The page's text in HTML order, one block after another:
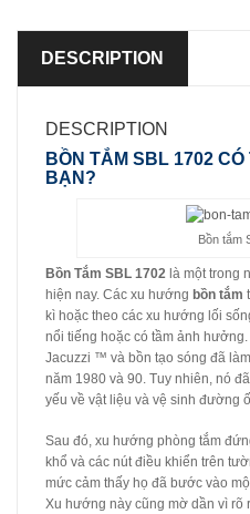
DESCRIPTION
DESCRIPTION
BỒN TẮM SBL 1702
BẠN?
Bồn tắm
Bồn Tắm SBL 1702 là một trong
hiện nay. Các xu hướng bồn tắm
kì hoặc theo các xu hướng lối
nổi tiếng hoặc có tầm ảnh
Jacuzzi ™ và bồn tạo sóng đã
năm 1980 và 90. Tuy nhiên, nó
yếu về vật liệu và vệ sinh đường
Sau đó, xu hướng phòng tắm
khổ và các nút điều khiển trên
mức cảm thấy họ đã bước vào
Xu hướng này cũng mờ dần vì rõ